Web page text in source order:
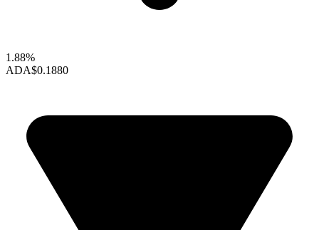
1.88%
ADA$0.1880